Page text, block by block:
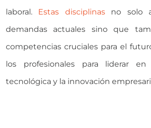
laboral. Estas disciplinasno solo
demandas actuales sino que
competencias cruciales para el
los profesionales para liderar en
tecnológica y la innovación